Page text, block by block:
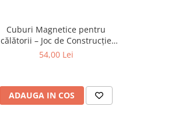
Cuburi Magnetice pentru
călătorii – Joc de Construcție
STEM, 3 ani+
54,00 Lei
ADAUGA IN COS